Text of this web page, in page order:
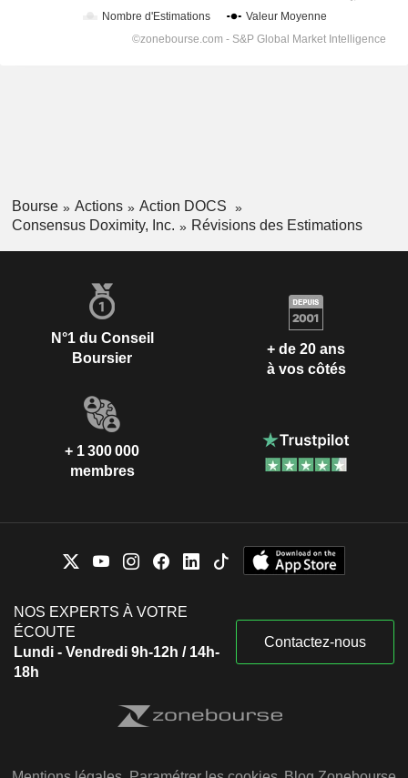
Bourse Actions
Action DOCS
Consensus Doximity, Inc.
Révisions des Estimations
N°1 du Conseil
Boursier
+ de 20 ans
à vos côtés
+ 1 300 000
membres
NOS EXPERTS À VOTRE
ÉCOUTE
Lundi - Vendredi 9h-12h / 14h-
18h
Contactez-nous